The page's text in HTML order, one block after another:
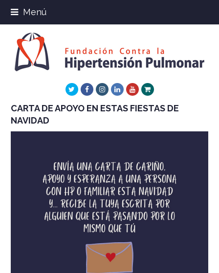
Menú
TwitterFacebookInstagram
LinkedInYoutube
Xing
CARTA DE APOYO EN ESTAS FIESTAS DE
NAVIDAD